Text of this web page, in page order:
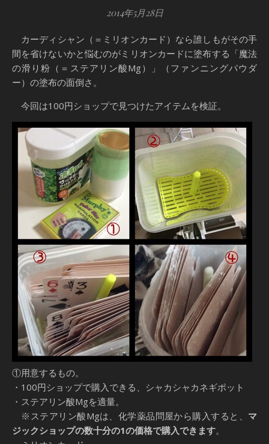
2014年5月28日
カーディシャン（＝ミリオンカード）なら誰しもがその手
間を省けないかと悩むのがミリオンカードに塗布する「魔法
の滑り粉（＝ステアリン酸Mg）」（ファンニングパウダ
ー）の塗布の面倒さ。
今回は100円ショップで見つけたアイテムを検証。
①用意するもの。
・100円ショップで購入できる、シャカシャカネギポット
・ステアリン酸Mgを適量。
※ステアリン酸Mgは、化学薬品問屋から購入すると、 マ
ジックショップの数十分の1の価格で購入できます。